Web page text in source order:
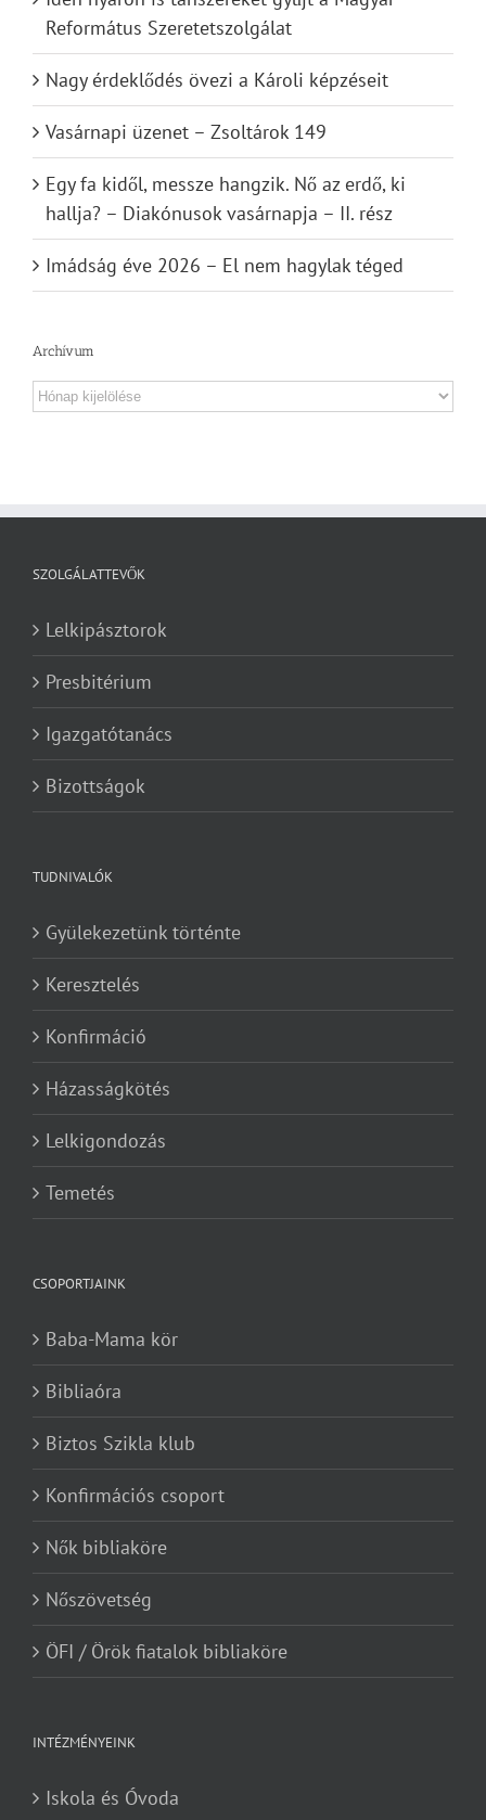
Református Szeretetszolgálat
Nagy érdeklődés övezi a Károli képzéseit
Vasárnapi üzenet – Zsoltárok 149
Egy fa kidől, messze hangzik. Nő az erdő, ki
hallja? – Diakónusok vasárnapja – II. rész
Imádság éve 2026 – El nem hagylak téged
Archívum
Archívum
SZOLGÁLATTEVŐK
Lelkipásztorok
Presbitérium
Igazgatótanács
Bizottságok
TUDNIVALÓK
Gyülekezetünk történte
Keresztelés
Konfirmáció
Házasságkötés
Lelkigondozás
Temetés
CSOPORTJAINK
Baba-Mama kör
Bibliaóra
Biztos Szikla klub
Konfirmációs csoport
Nők bibliaköre
Nőszövetség
ÖFI / Örök fiatalok bibliaköre
INTÉZMÉNYEINK
Iskola és Óvoda